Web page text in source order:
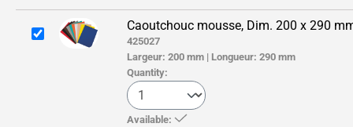
Caoutchouc mousse, Dim. 200 x 290
425027
Largeur: 200 mm | Longueur: 290 mm
Quantity:
Available: